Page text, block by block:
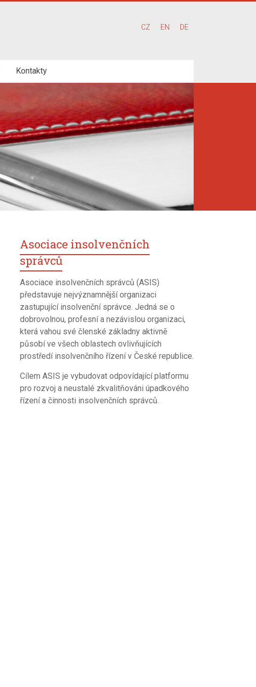
CZ EN DE
Kontakty
Asociace insolvenčních
správců
Asociace insolvenčních správců (ASIS)
představuje nejvýznamnější organizaci
zastupující insolvenční správce. Jedná se o
dobrovolnou, profesní a nezávislou organizaci,
která vahou své členské základny aktivně
působí ve všech oblastech ovlivňujících
prostředí insolvenčního řízení v České republice.
Cílem ASIS je vybudovat odpovídající platformu
pro rozvoj a neustalé zkvalitňováni úpadkového
řízení a činnosti insolvenčních správců.